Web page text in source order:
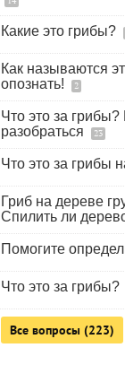
Какие это грибы?
Как называются
опознать!
2
Что это за
разобраться
23
Что это за грибы
Гриб на дереве
Спилить ли
Помогите
Что это за грибы?
Все вопросы (223)